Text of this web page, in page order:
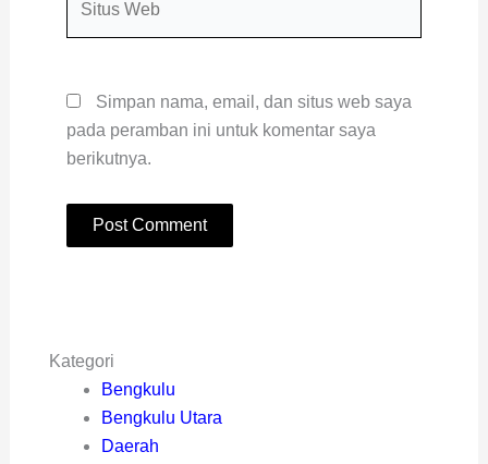
Simpan nama, email, dan situs web saya
pada peramban ini untuk komentar saya
berikutnya.
Kategori
Bengkulu
Bengkulu Utara
Daerah